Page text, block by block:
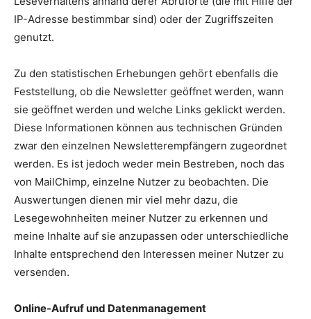
IP-Adresse bestimmbar sind) oder der Zugriffszeiten
genutzt.
Zu den statistischen Erhebungen gehört ebenfalls die
Feststellung, ob die Newsletter geöffnet werden, wann
sie geöffnet werden und welche Links geklickt werden.
Diese Informationen können aus technischen Gründen
zwar den einzelnen Newsletterempfängern zugeordnet
werden. Es ist jedoch weder mein Bestreben, noch das
von MailChimp, einzelne Nutzer zu beobachten. Die
Auswertungen dienen mir viel mehr dazu, die
Lesegewohnheiten meiner Nutzer zu erkennen und
meine Inhalte auf sie anzupassen oder unterschiedliche
Inhalte entsprechend den Interessen meiner Nutzer zu
versenden.
Online-Aufruf und Datenmanagement